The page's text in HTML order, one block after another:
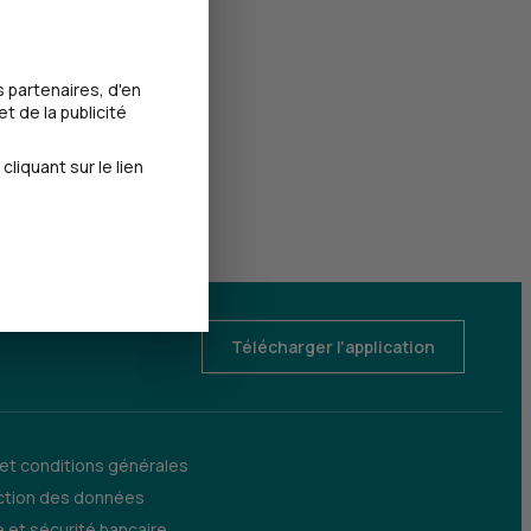
Télécharger l'application
conditions générales
des données
partenaires, d'en
de la publicité
sur le lien